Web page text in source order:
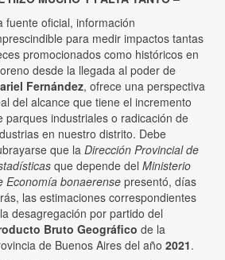
fuente oficial, información
para medir impactos tantas
promocionados como históricos en
desde la llegada al poder de
Fernández, ofrece una perspectiva
del alcance que tiene el incremento
parques industriales o radicación de
en nuestro distrito. Debe
que la Dirección Provincial de
que depende del Ministerio
Economía bonaerense presentó, días
las estimaciones correspondientes
desagregación por partido del
Bruto Geográfico de la
de Buenos Aires del año 2021.